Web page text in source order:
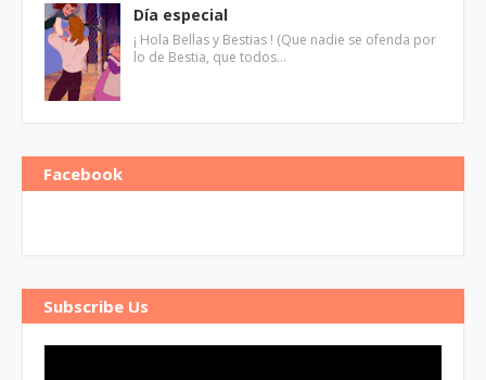
Día especial
¡ Hola Bellas y Bestias ! (Que nadie se ofenda por
lo de Bestia, que todos…
Facebook
Subscribe Us